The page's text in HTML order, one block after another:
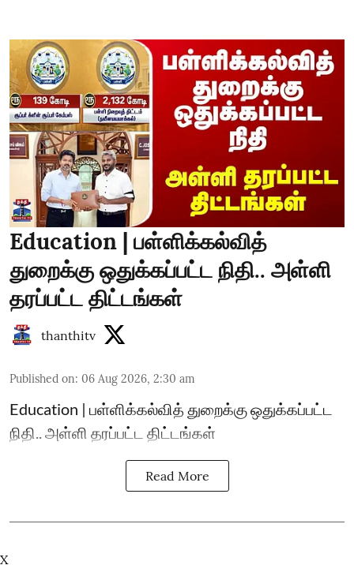
Education | பள்ளிக்கல்வித்
துறைக்கு ஒதுக்கப்பட்ட நிதி.. அள்ளி
தரப்பட்ட திட்டங்கள்
thanthitv
Published on: 06 Aug 2026, 2:30 am
Education | பள்ளிக்கல்வித் துறைக்கு ஒதுக்கப்பட்ட
நிதி.. அள்ளி தரப்பட்ட திட்டங்கள்
Read More
X